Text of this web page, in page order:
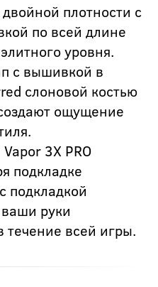
плотности с
по всей длине
уровня.
с вышивкой в
слоновой костью
ощущение
3X PRO
подкладке
подкладкой
ваши руки
течение всей игры.